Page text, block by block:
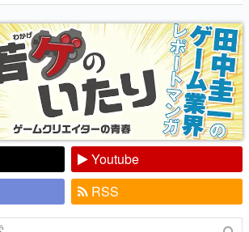
『少年ジャンプ』色だった【若ゲのいた
り】
Youtube
RSS